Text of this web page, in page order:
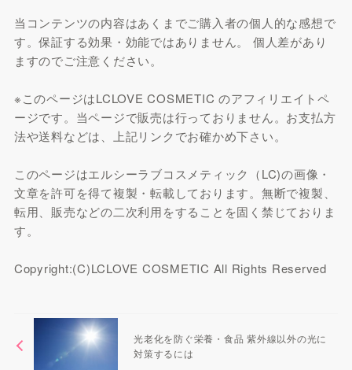
当コンテンツの内容はあくまでご購入者の個人的な感想で
す。保証する効果・効能ではありません。 個人差があり
ますのでご注意ください。
※このページはLCLOVE COSMETIC のアフィリエイトペ
ージです。当ページで販売は行っておりません。お支払方
法や送料などは、上記リンクでお確かめ下さい。
このページはエルシーラブコスメティック（LC)の画像・
文章を許可を得て複製・転載しております。無断で複製、
転用、販売などの二次利用をすることを固く禁じておりま
す。
Copyright:(C)LCLOVE COSMETIC All Rights Reserved
光老化を防ぐ栄養・食品 紫外線以外の光に
対策するには